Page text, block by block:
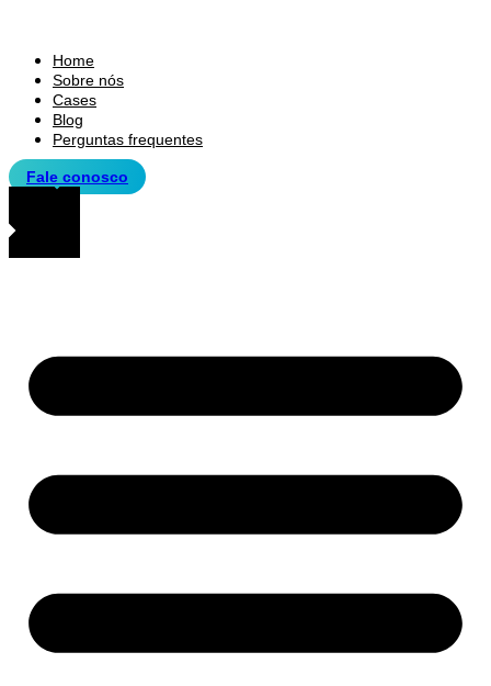
Home
Sobre nós
Cases
Blog
Perguntas frequentes
Fale conosco